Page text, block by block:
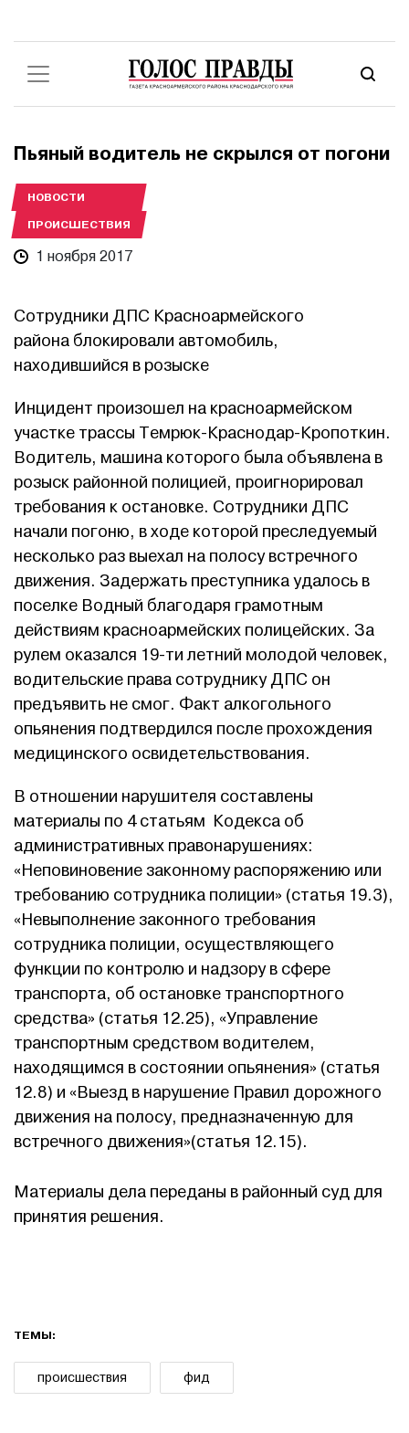
Пьяный водитель не скрылся от погони
НОВОСТИ
ПРОИСШЕСТВИЯ
1 ноября 2017
Сотрудники ДПС Красноармейского
района блокировали автомобиль,
находившийся в розыске
Инцидент произошел на красноармейском
участке трассы Темрюк-Краснодар-Кропоткин.
Водитель, машина которого была объявлена в
розыск районной полицией, проигнорировал
требования к остановке. Сотрудники ДПС
начали погоню, в ходе которой преследуемый
несколько раз выехал на полосу встречного
движения. Задержать преступника удалось в
поселке Водный благодаря грамотным
действиям красноармейских полицейских. За
рулем оказался 19-ти летний молодой человек,
водительские права сотруднику ДПС он
предъявить не смог. Факт алкогольного
опьянения подтвердился после прохождения
медицинского освидетельствования.
В отношении нарушителя составлены
материалы по 4 статьям Кодекса об
административных правонарушениях:
«Неповиновение законному распоряжению или
требованию сотрудника полиции» (статья 19.3),
«Невыполнение законного требования
сотрудника полиции, осуществляющего
функции по контролю и надзору в сфере
транспорта, об остановке транспортного
средства» (статья 12.25), «Управление
транспортным средством водителем,
находящимся в состоянии опьянения» (статья
12.8) и «Выезд в нарушение Правил дорожного
движения на полосу, предназначенную для
встречного движения»(статья 12.15).
Материалы дела переданы в районный суд для
принятия решения.
ТЕМЫ:
происшествия фид